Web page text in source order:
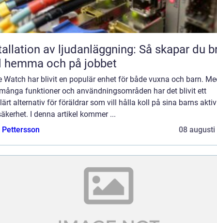
av ljudanläggning: Så skapar du
hemma och på jobbet
Watch har blivit en populär enhet för både vuxna och barn.
funktioner och användningsområden har det blivit ett
alternativ för föräldrar som vill hålla koll på sina barns
I denna artikel kommer ...
08 augusti